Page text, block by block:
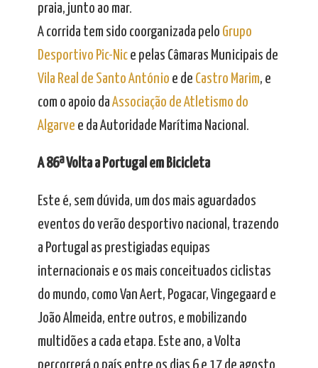
praia, junto ao mar.
A corrida tem sido coorganizada pelo Grupo
Desportivo Pic-Nice pelas Câmaras Municipais de
Vila Real de Santo António e de Castro Marim, e
com o apoio daAssociação de Atletismo do
Algarve e da Autoridade Marítima Nacional.
A 86ª Volta a Portugal em Bicicleta
Este é, sem dúvida, um dos mais aguardados
eventos do verão desportivo nacional, trazendo
a Portugal as prestigiadas equipas
internacionais e os mais conceituados ciclistas
do mundo, como Van Aert, Pogacar, Vingegaard e
João Almeida, entre outros, e mobilizando
multidões a cada etapa. Este ano, a Volta